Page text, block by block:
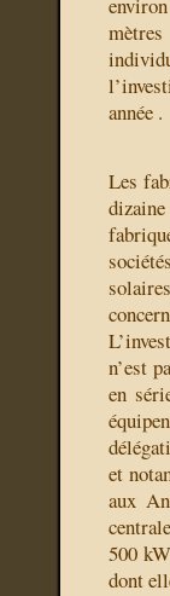
année .
Les
n’est
en
et
aux
500
dont